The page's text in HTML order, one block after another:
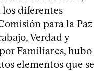
diferentes
para la Paz
Verdad y
Familiares, hubo
elementos que se